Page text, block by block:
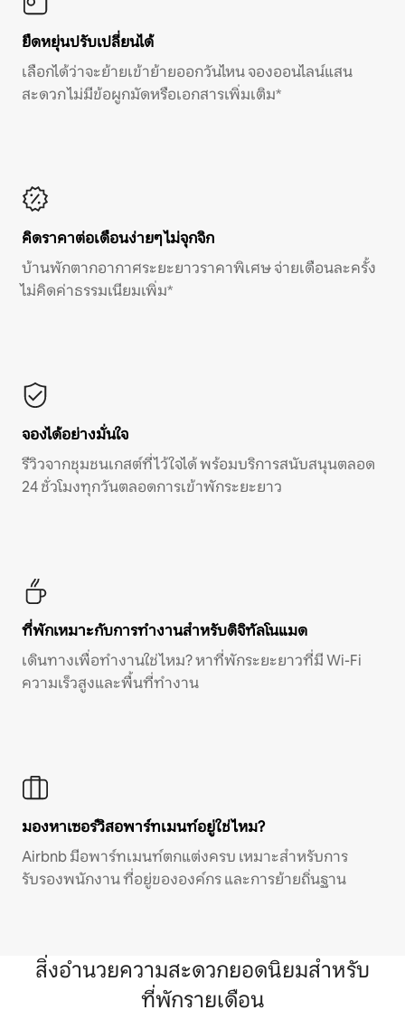
ยืดหยุ่นปรับเปลี่ยนได้
เลือกได้ว่าจะย้ายเข้าย้ายออกวันไหน จองออนไลน์แสน
สะดวก ไม่มีข้อผูกมัดหรือเอกสารเพิ่มเติม*
คิดราคาต่อเดือนง่ายๆ ไม่จุกจิก
บ้านพักตากอากาศระยะยาวราคาพิเศษ จ่ายเดือนละครั้ง
ไม่คิดค่าธรรมเนียมเพิ่ม*
จองได้อย่างมั่นใจ
รีวิวจากชุมชนเกสต์ที่ไว้ใจได้ พร้อมบริการสนับสนุนตลอด
24 ชั่วโมงทุกวันตลอดการเข้าพักระยะยาว
ที่พักเหมาะกับการทำงานสำหรับดิจิทัลโนแมด
เดินทางเพื่อทำงานใช่ไหม? หาที่พักระยะยาวที่มี Wi-Fi
ความเร็วสูงและพื้นที่ทำงาน
มองหาเซอร์วิสอพาร์ทเมนท์อยู่ใช่ไหม?
Airbnb มีอพาร์ทเมนท์ตกแต่งครบ เหมาะสำหรับการ
รับรองพนักงาน ที่อยู่ขององค์กร และการย้ายถิ่นฐาน
สิ่งอำนวยความสะดวกยอดนิยมสำหรับ
ที่พักรายเดือน